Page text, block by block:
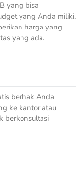
yang bisa
yang Anda miliki.
harga yang
yang ada.
berhak Anda
ke kantor atau
berkonsultasi